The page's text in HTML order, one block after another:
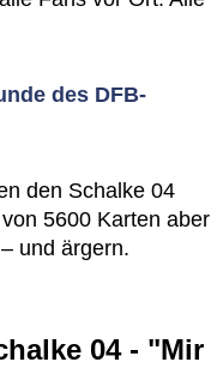
des DFB-
den Schalke 04
5600 Karten aber
und ärgern.
04 - "Mir